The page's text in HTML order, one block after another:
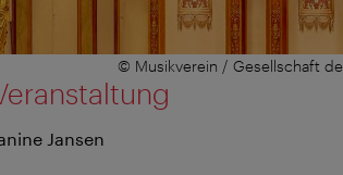
© Musikverein / Gesellschaft
Jansen